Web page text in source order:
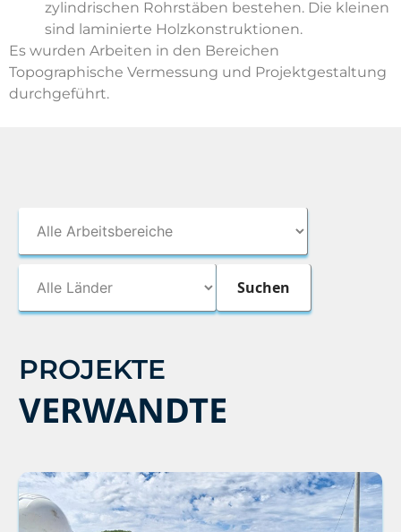
zylindrischen Rohrstäben bestehen. Die kleinen
sind laminierte Holzkonstruktionen.
Es wurden Arbeiten in den Bereichen
Topographische Vermessung und Projektgestaltung
durchgeführt.
PROJEKTE
VERWANDTE